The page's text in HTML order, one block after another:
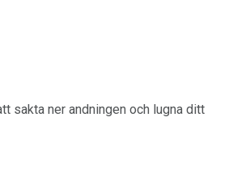
sakta ner andningen och lugna ditt